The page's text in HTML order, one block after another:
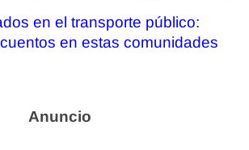
en el transporte público:
en estas comunidades